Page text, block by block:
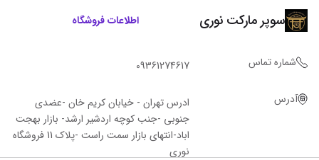
سوپر مارکت نوری اطلاعات فروشگاه
شماره تماس 09361274617
آدرس
ادرس تهران - خیابان کریم خان -عضدی
جنوبی -جنب کوچه اردشیر ارشد- بازار بهجت
اباد-انتهای بازار سمت راست -پلاک 11 فروشگاه‌
نوری